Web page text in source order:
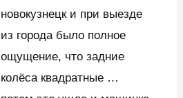
новокузнецк и при выезде
из города было полное
ощущение, что задние
колёса квадратные …